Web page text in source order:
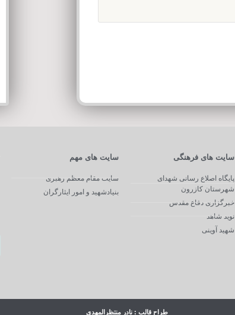
سایت های فرهنگی
پایگاه اصلاع رسانی شهدای
شهرستان کازرون
خبرگزاری دفاع مقدس
نوید شاهد
شهید آوینی
سایت های مهم
سایت مقام معظم رهبری
بنیادشهید و امور ایثارگران
طراح قالب : نادر منتظرالمهدی